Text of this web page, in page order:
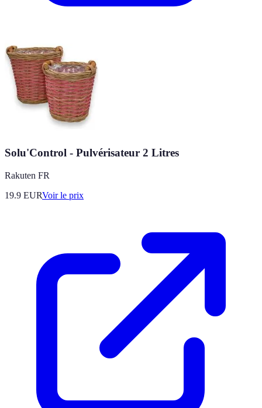
Solu'Control - Pulvérisateur 2 Litres
Rakuten FR
19.9 EURVoir le prix